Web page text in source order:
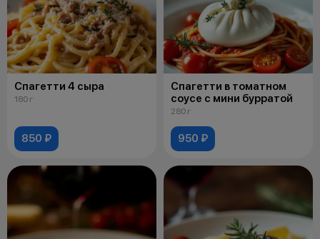
Спагетти 4 сыра
180 г
850 ₽
Спагетти в томатном
соусе с мини бурратой
280 г
950 ₽